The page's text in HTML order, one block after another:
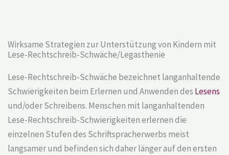
Wirksame Strategien zur Unterstützung von Kindern mit
Lese-Rechtschreib-Schwäche/Legasthenie
Lese-Rechtschreib-Schwäche bezeichnet langanhaltende
Schwierigkeiten beim Erlernen und Anwenden des Lesens
und/oder Schreibens. Menschen mit langanhaltenden
Lese-Rechtschreib-Schwierigkeiten erlernen die
einzelnen Stufen des Schriftspracherwerbs meist
langsamer und befinden sich daher länger auf den ersten